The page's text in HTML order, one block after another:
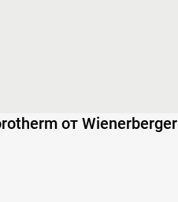
от Wienerberger